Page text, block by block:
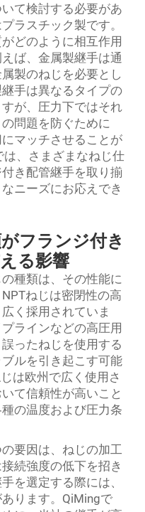
て検討する必要があ
ラスチック製です。
どのように相互作用
ば、金属製継手は通
製のねじを必要とし
手は異なるタイプの
が、圧力下ではそれ
問題を防ぐために
マッチさせることが
、さまざまなねじ仕
き配管継手を取り揃
ニーズにお応えでき
フランジ付き
る影響
種類は、その性能に
ねじは密閉性の高
く採用されていま
ラインなどの高圧用
ったねじを使用する
ルを引き起こす可能
は欧州で広く使用さ
て信頼性が高いこと
の温度および圧力条
要因は、ねじの加工
続強度の低下を招き
を選定する際には、
ります。QiMingで